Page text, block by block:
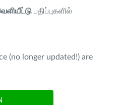
பதிப்புகளில்
(no longer updated!) are